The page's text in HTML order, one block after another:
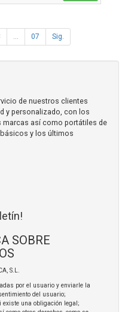
... 07 Sig.
de nuestros clientes
y personalizado, con los
así como portátiles de
y los últimos
SOBRE
S.L.
por el usuario y enviarle la
del usuario;
existe una obligación legal;